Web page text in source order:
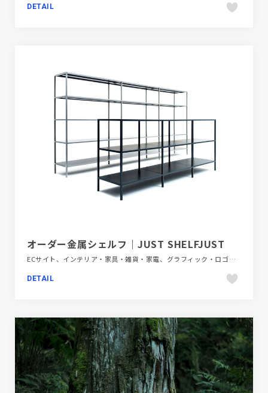
DETAIL
オーダー金属シェルフ｜JUST SHELFJUST
ECサイト、インテリア・家具・雑貨・家電、グラフィック・ロゴ、シンプル、スタイリッシュ、ブランド・サービスサイト、ホワイト系、単色・モノクロ、映像
DETAIL